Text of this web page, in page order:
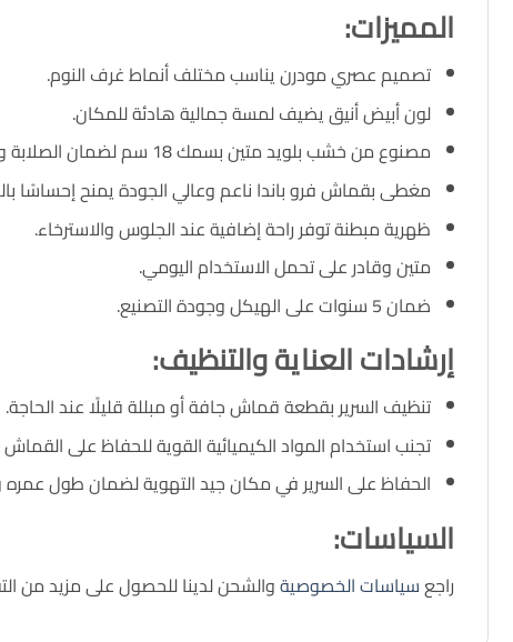
المميزات:
تصميم عصري مودرن يناسب مختلف أنماط غرف النوم.
لون أبيض أنيق يضيف لمسة جمالية هادئة للمكان.
مصنوع من خشب بلويد متين بسمك 18 سم لضمان الصلابة وطول العمر.
مغطى بقماش فرو باندا ناعم وعالي الجودة يمنح إحساسًا
ظهرية مبطنة توفر راحة إضافية عند الجلوس والاسترخاء.
متين وقادر على تحمل الاستخدام اليومي.
ضمان 5 سنوات على الهيكل وجودة التصنيع.
إرشادات العناية والتنظيف:
تنظيف السرير بقطعة قماش جافة أو مبللة قليلًا عند الحاجة.
تجنب استخدام المواد الكيميائية القوية للحفاظ على
الحفاظ على السرير في مكان جيد التهوية لضمان طول عمره
السياسات:
راجعسياسات الخصوصيةوالشحن لدينا للحصول على مزيد من